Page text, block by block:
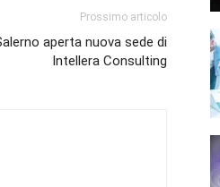
Prossimo articolo
aperta nuova sede di
Intellera Consulting